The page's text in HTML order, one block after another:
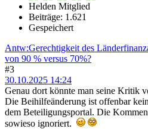
Helden Mitglied
Beiträge: 1.621
Gespeichert
Antw:Gerechtigkeit des
von 90 % versus 70%?
#3
30.10.2025 14:24
Genau dort könnte man seine Kritik
Die Beihilfeänderung ist offenbar
dem Beteiligungsportal. Die
sowieso ignoriert.